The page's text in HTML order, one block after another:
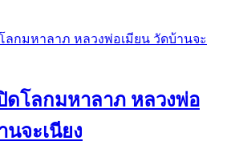
ดโลกมหาลาภ หลวงพ่อ
นจะเนียง